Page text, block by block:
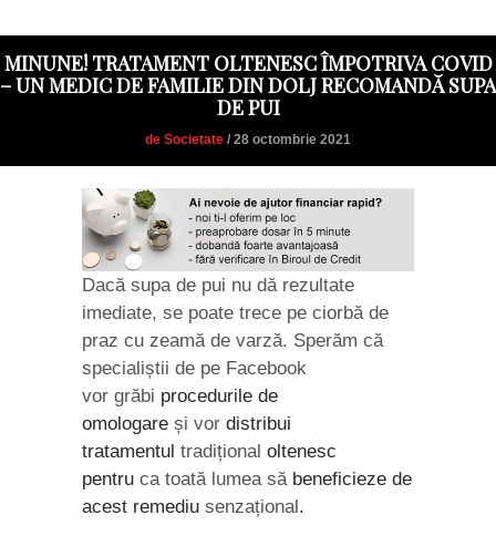
MINUNE! TRATAMENT OLTENESC ÎMPOTRIVA COVID
– UN MEDIC DE FAMILIE DIN DOLJ RECOMANDĂ SUPA
DE PUI
de Societate / 28 octombrie 2021
Dacă supa de pui nu dă rezultate
imediate, se poate trece pe ciorbă de
praz cu zeamă de varză. Sperăm că
specialiștii de pe Facebook
vor grăbi procedurile de
omologare și vor distribui
tratamentul tradițional oltenesc
pentru ca toată lumea săbeneficieze de
acest remediu senzațional.